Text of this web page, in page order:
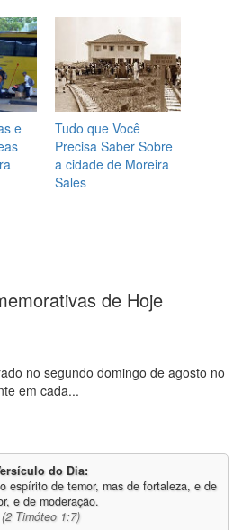
e
Tudo que Você
Precisa Saber Sobre
a cidade de Moreira
Sales
de Hoje
no segundo domingo de agosto no
em cada...
do Dia:
espírito de temor, mas de fortaleza, e de
e de moderação.
(2 Timóteo 1:7)